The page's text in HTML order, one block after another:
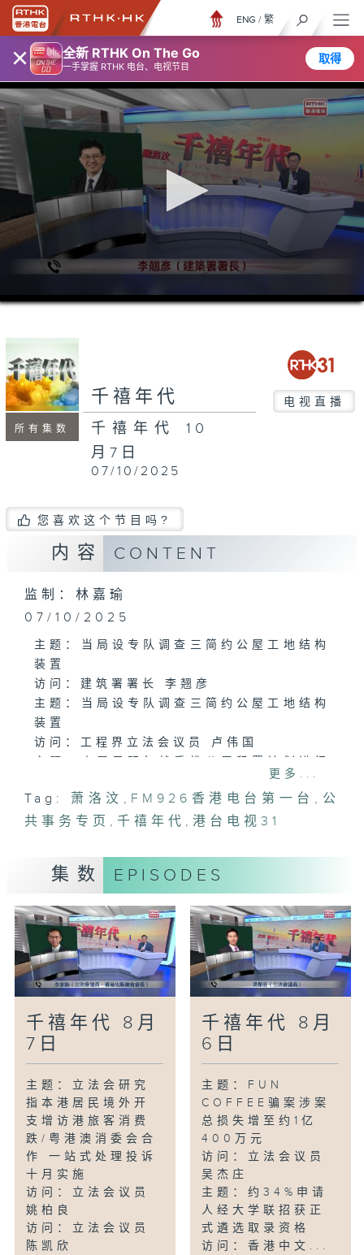
× 全新 RTHK On The Go
一手掌握 RTHK 电台、电视节目
取得
ENG / 繁
0
seconds
所有集数
千禧年代 电视直播
千禧年代 10
月7日
07/10/2025
您喜欢这个节目吗?
内容 CONTENT
监制：林嘉瑜
07/10/2025
主题：当局设专队调查三简约公屋工地结构
装置
访问：建筑署署长 李翘彦
主题：当局设专队调查三简约公屋工地结构
装置
访问：工程界立法会议员 卢伟国
访问：房委会资助房屋小组委员会委员 梁
子颖
更多...
Tag: 萧洛汶 , FM926香港电台第一台 , 公
共事务专页 ,千禧年代 ,港台电视31
集数 EPISODES
千禧年代 8月
7日
主题：立法会研究
指本港居民境外开
支增访港旅客消费
跌/粤港澳消委会合
作 一站式处理投诉
十月实施
访问：立法会议员
姚柏良
访问：立法会议员
陈凯欣
千禧年代 8月
6日
主题：FUN
COFFEE骗案涉案
总损失增至约1亿
400万元
访问：立法会议员
吴杰庄
主题：约34%申请
人经大学联招获正
式遴选取录资格
访问：香港中文...